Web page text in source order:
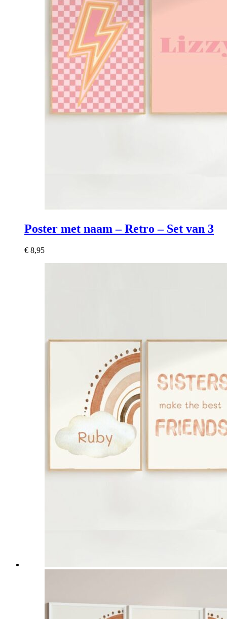
Poster met naam – Retro – Set van 3
€ 8,95